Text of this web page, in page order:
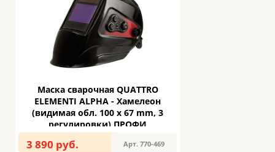
Маска сварочная QUATTRO
ELEMENTI ALPHA - Хамелеон
(видимая обл. 100 x 67 mm, 3
регулировки) ПРОФИ
3 890 руб. Арт. 770-469